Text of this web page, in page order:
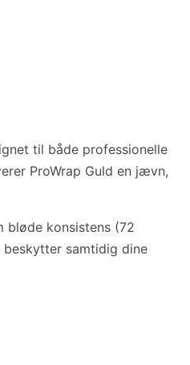
til både professionelle
ProWrap Guld en jævn,
bløde konsistens (72
beskytter samtidig dine